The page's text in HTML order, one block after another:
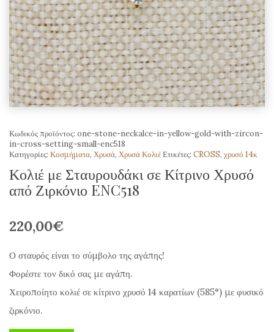
Κωδικός προϊόντος: one-stone-neckalce-in-yellow-gold-with-zircon-
in-cross-setting-small-enc518
Κατηγορίες: Κοσμήματα, Χρυσά, Χρυσά ΚολιέΕτικέτες: CROSS, χρυσό 14κ
Κολιέ με Σταυρουδάκι σε Κίτρινο Χρυσό
από Ζιρκόνιο ENC518
220,00€
Ο σταυρός είναι το σύμβολο της αγάπης!
Φορέστε τον δικό σας με αγάπη.
Χειροποίητο κολιέ σε κίτρινο χρυσό 14 καρατίων (585°) με φυσικό
ζιρκόνιο.